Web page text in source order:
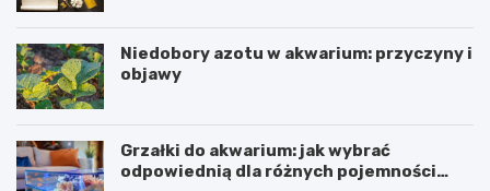
Niedobory azotu w akwarium: przyczyny i
objawy
Grzałki do akwarium: jak wybrać
odpowiednią dla różnych pojemności